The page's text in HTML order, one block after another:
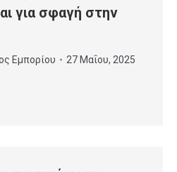
για σφαγή στην
Εμπορίου 27 Μαΐου, 2025